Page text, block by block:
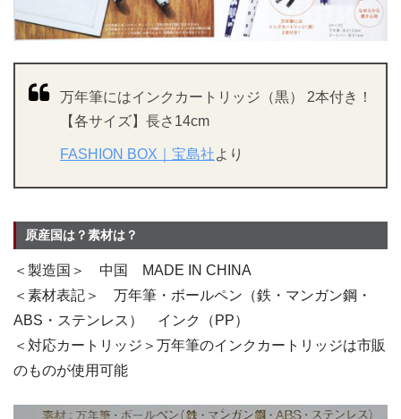
万年筆にはインクカートリッジ（黒） 2本付き！
【各サイズ】長さ14cm
FASHION BOX｜宝島社より
原産国は？素材は？
＜製造国＞ 中国 MADE IN CHINA
＜素材表記＞ 万年筆・ボールペン（鉄・マンガン鋼・
ABS・ステンレス） インク（PP）
＜対応カートリッジ＞万年筆のインクカートリッジは市販
のものが使用可能